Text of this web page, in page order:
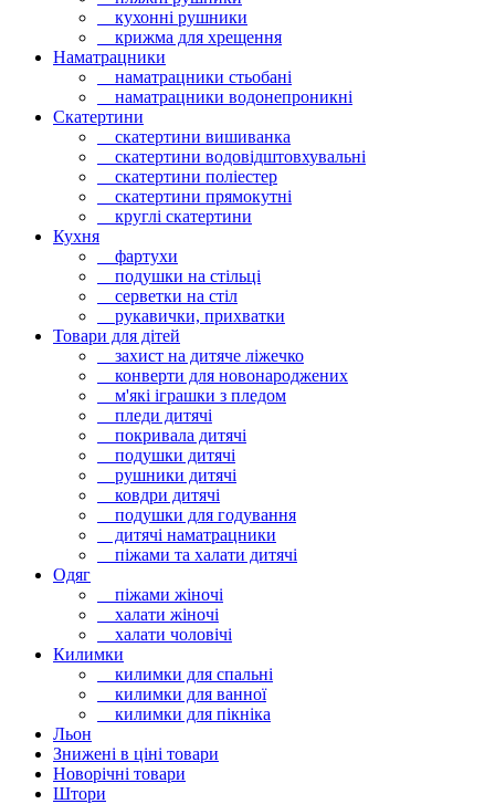
кухонні рушники
крижма для хрещення
Наматрацники
наматрацники стьобані
наматрацники водонепроникні
Скатертини
скатертини вишиванка
скатертини водовідштовхувальні
скатертини поліестер
скатертини прямокутні
круглі скатертини
Кухня
фартухи
подушки на стільці
серветки на стіл
рукавички, прихватки
Товари для дітей
захист на дитяче ліжечко
конверти для новонароджених
м'які іграшки з пледом
пледи дитячі
покривала дитячі
подушки дитячі
рушники дитячі
ковдри дитячі
подушки для годування
дитячі наматрацники
піжами та халати дитячі
Одяг
піжами жіночі
халати жіночі
халати чоловічі
Килимки
килимки для спальні
килимки для ванної
килимки для пікніка
Льон
Знижені в ціні товари
Новорічні товари
Штори